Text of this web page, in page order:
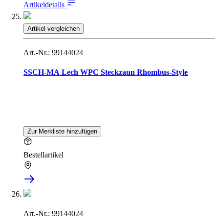
Artikeldetails
Artikel vergleichen
Art.-Nr.: 99144024
SSCH-MA Lech WPC Steckzaun Rhombus-Style
Zur Merkliste hinzufügen
Bestellartikel
Art.-Nr.: 99144024